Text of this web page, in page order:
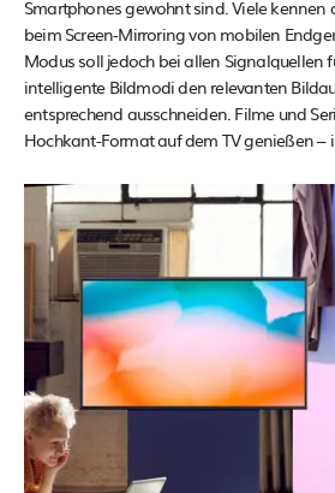
Smartphones gewohnt sind. Viele kennen
beim Screen-Mirroring von mobilen
Modus soll jedoch bei allen Signalquellen
intelligente Bildmodi den relevanten
entsprechend ausschneiden. Filme und
Hochkant-Format auf dem TV genießen –